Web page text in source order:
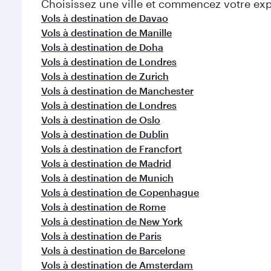
Choisissez une ville et commencez votre
Vols à destination de Davao
Vols à destination de Manille
Vols à destination de Doha
Vols à destination de Londres
Vols à destination de Zurich
Vols à destination de Manchester
Vols à destination de Londres
Vols à destination de Oslo
Vols à destination de Dublin
Vols à destination de Francfort
Vols à destination de Madrid
Vols à destination de Munich
Vols à destination de Copenhague
Vols à destination de Rome
Vols à destination de New York
Vols à destination de Paris
Vols à destination de Barcelone
Vols à destination de Amsterdam